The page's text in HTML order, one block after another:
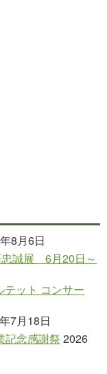
8月6日
忠誠展 6月20日～
テット コンサー
7月18日
記念感謝祭 2026